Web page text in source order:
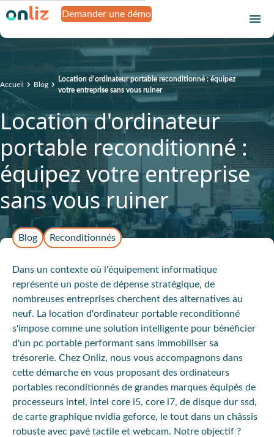
Demander une démo
Accueil Blog
Location d'ordinateur portable reconditionné : équipez
votre entreprise sans vous ruiner
Location d'ordinateur
portable reconditionné :
équipez votre entreprise
sans vous ruiner
Blog Reconditionnés
Dans un contexte où l'équipement informatique
représente un poste de dépense stratégique, de
nombreuses entreprises cherchent des alternatives au
neuf. La location d'ordinateur portable reconditionné
s'impose comme une solution intelligente pour bénéficier
d'un pc portable performant sans immobiliser sa
trésorerie. Chez Onliz, nous vous accompagnons dans
cette démarche en vous proposant des ordinateurs
portables reconditionnés de grandes marques équipés de
processeurs intel, intel core i5, core i7, de disque dur ssd,
de carte graphique nvidia geforce, le tout dans un châssis
robuste avec pavé tactile et webcam. Notre objectif ?